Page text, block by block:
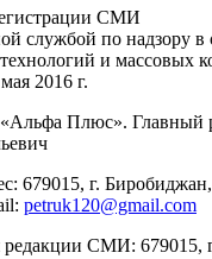
СМИ
службой по надзору в
и массовых
2016 г.
Плюс». Главный
679015, г.
petruk120@gmail.com
редакции СМИ: 679015,